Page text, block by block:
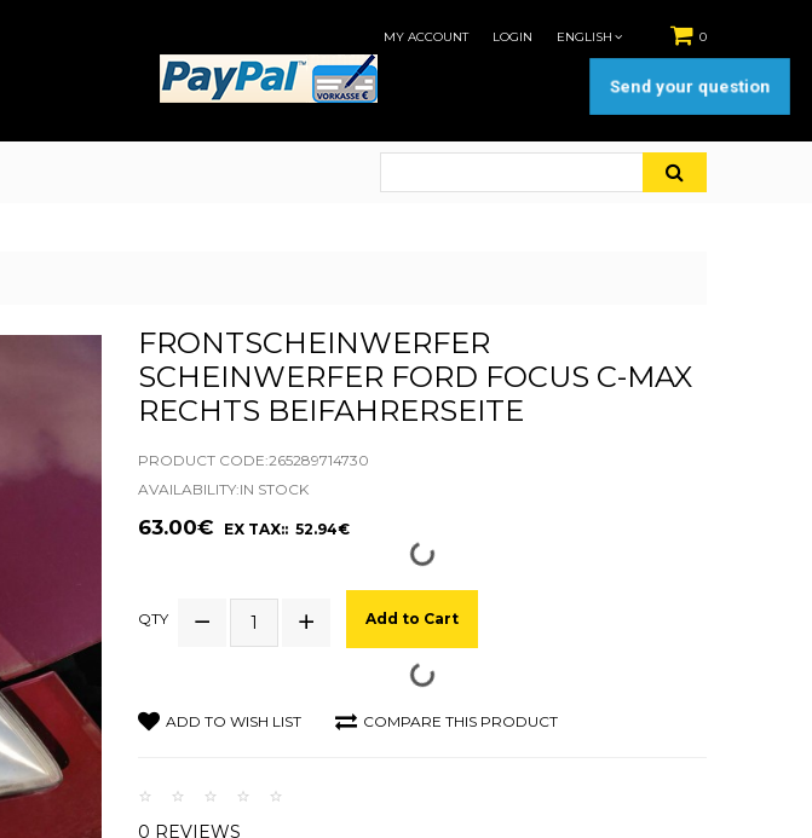
0
MY ACCOUNT LOGIN ENGLISH
FRONTSCHEINWERFER
SCHEINWERFER FORD FOCUS C-MAX
RECHTS BEIFAHRERSEITE
PRODUCT CODE:265289714730
AVAILABILITY:IN STOCK
63.00€ EX TAX:: 52.94€
QTY Add to Cart
ADD TO WISH LIST COMPARE THIS PRODUCT
0 REVIEWS
Send your question